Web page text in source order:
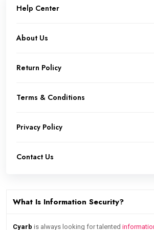
Help Center
About Us
Return Policy
Terms & Conditions
Privacy Policy
Contact Us
What Is Information Security?
Cyarb is always looking for talented